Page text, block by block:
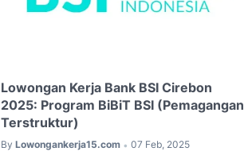
Lowongan Kerja Bank BSI Cirebon
2025: Program BiBiT BSI (Pemagangan
Terstruktur)
By Lowongankerja15.com • 07 Feb, 2025